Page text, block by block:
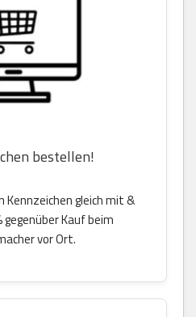
bestellen!
Kennzeichen gleich mit &
gegenüber Kauf beim
vor Ort.